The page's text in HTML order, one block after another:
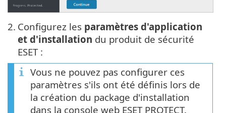
2. Configurez les paramètres d'application
et d'installation du produit de sécurité
ESET :
Vous ne pouvez pas configurer ces
paramètres s'ils ont été définis lors de
la création du package d'installation
dans la console web ESET PROTECT.